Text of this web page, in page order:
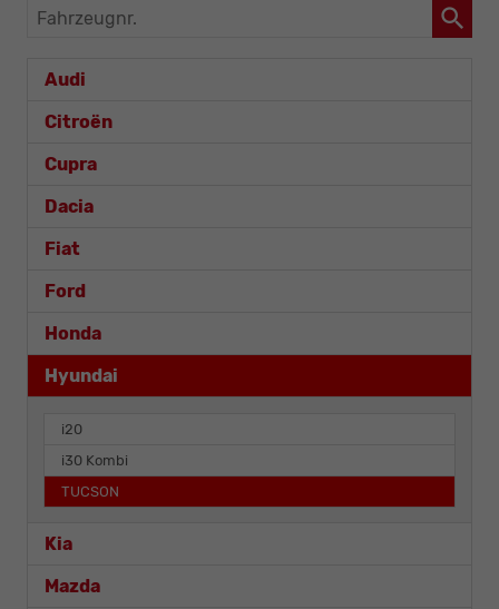
Fahrzeugnr.
Audi
Citroën
Cupra
Dacia
Fiat
Ford
Honda
Hyundai
i20
i30 Kombi
TUCSON
Kia
Mazda